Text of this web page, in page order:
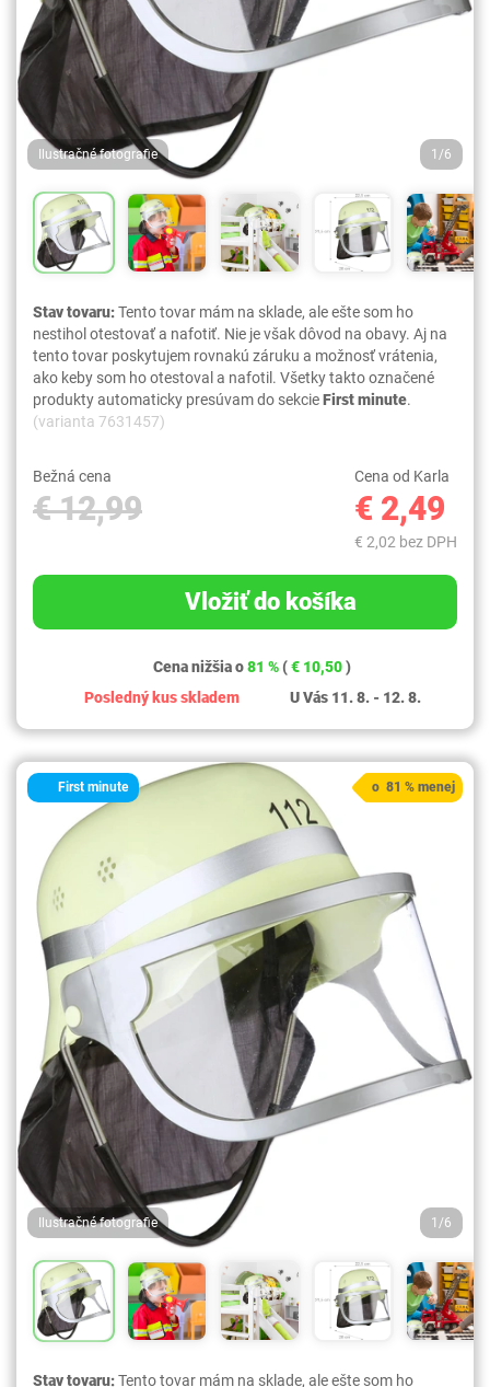
Ilustračné fotografie 1/6
Stav tovaru:Tento tovar mám na sklade, ale ešte som ho
nestihol otestovať a nafotiť. Nie je však dôvod na obavy. Aj na
tento tovar poskytujem rovnakú záruku a možnosť vrátenia,
ako keby som ho otestoval a nafotil. Všetky takto označené
produkty automaticky presúvam do sekcieFirst minute.
(varianta 7631457)
Bežná cena
€ 12,99
Cena od Karla
€ 2,49
€ 2,02 bez DPH
Vložiť do košíka
Cena nižšia o81 % (€ 10,50)
Posledný kus skladem
U Vás 11. 8. - 12. 8.
First minute
Ilustračné fotografie 1/6
o 81 % menej
Stav tovaru:Tento tovar mám na sklade, ale ešte som ho